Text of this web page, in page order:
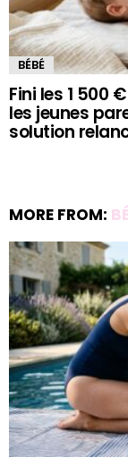
BÉBÉ
Fini les 1 500
les jeunes
solution
MORE FROM: